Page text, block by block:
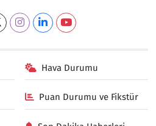
Hava Durumu
Puan Durumu ve Fikstür